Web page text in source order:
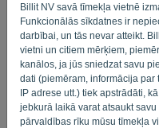
Billit NV savā tīmekļa vietnē
Funkcionālās sīkdatnes ir
darbībai, un tās nevar atteikt.
vietni un citiem mērķiem,
kanālos, ja jūs sniedzat savu
dati (piemēram, informācija par
IP adrese utt.) tiek apstrādāti,
jebkurā laikā varat atsaukt
pārvaldības rīku mūsu tīmekļa
Valsts
Jā, jums patīk studēt manu